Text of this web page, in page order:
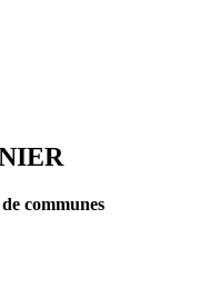
communes